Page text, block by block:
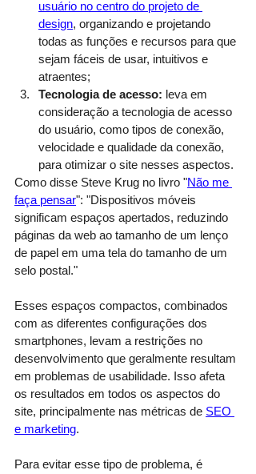
usuário no centro do projeto de
design, organizando e projetando
todas as funções e recursos para que
sejam fáceis de usar, intuitivos e
atraentes;
Tecnologia de acesso: leva em
consideração a tecnologia de acesso
do usuário, como tipos de conexão,
velocidade e qualidade da conexão,
para otimizar o site nesses aspectos.
Como disse Steve Krug no livro "Não me
faça pensar": "Dispositivos móveis
significam espaços apertados, reduzindo
páginas da web ao tamanho de um lenço
de papel em uma tela do tamanho de um
selo postal."
Esses espaços compactos, combinados
com as diferentes configurações dos
smartphones, levam a restrições no
desenvolvimento que geralmente resultam
em problemas de usabilidade. Isso afeta
os resultados em todos os aspectos do
site, principalmente nas métricas de SEO
e marketing.
Para evitar esse tipo de problema, é